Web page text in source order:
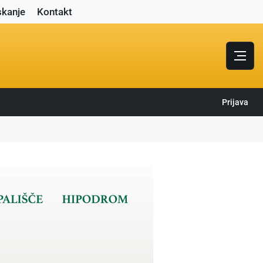
Kontakt
Prijava